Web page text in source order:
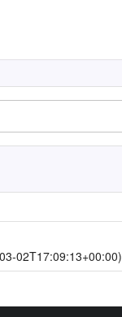
02T17:09:13+00:00)